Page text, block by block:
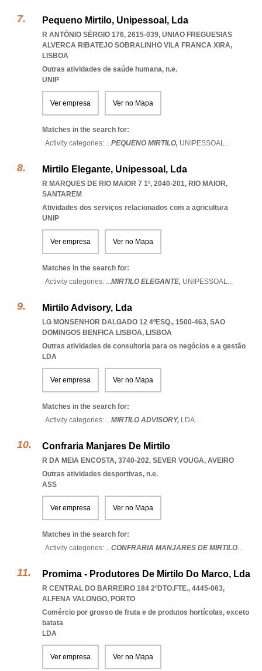
Pequeno Mirtilo, Unipessoal, Lda
R ANTÓNIO SÉRGIO 176, 2615-039, UNIAO FREGUESIAS
ALVERCA RIBATEJO SOBRALINHO VILA FRANCA XIRA,
LISBOA
Outras atividades de saúde humana, n.e.
UNIP
Ver empresa Ver no Mapa
Matches in the search for:
Activity categories: ...PEQUENO MIRTILO, UNIPESSOAL...
Mirtilo Elegante, Unipessoal, Lda
R MARQUES DE RIO MAIOR 7 1º, 2040-201, RIO MAIOR,
SANTAREM
Atividades dos serviços relacionados com a agricultura
UNIP
Ver empresa Ver no Mapa
Matches in the search for:
Activity categories: ...MIRTILO ELEGANTE, UNIPESSOAL...
Mirtilo Advisory, Lda
LG MONSENHOR DALGADO 12 4ºESQ., 1500-463, SAO
DOMINGOS BENFICA LISBOA, LISBOA
Outras atividades de consultoria para os negócios e a gestão
LDA
Ver empresa Ver no Mapa
Matches in the search for:
Activity categories: ...MIRTILO ADVISORY, LDA...
Confraria Manjares De Mirtilo
R DA MEIA ENCOSTA, 3740-202, SEVER VOUGA, AVEIRO
Outras atividades desportivas, n.e.
ASS
Ver empresa Ver no Mapa
Matches in the search for:
Activity categories: ...CONFRARIA MANJARES DE MIRTILO...
Promima - Produtores De Mirtilo Do Marco, Lda
R CENTRAL DO BARREIRO 184 2ºDTO.FTE., 4445-063,
ALFENA VALONGO, PORTO
Comércio por grosso de fruta e de produtos hortícolas, exceto
batata
LDA
Ver empresa Ver no Mapa